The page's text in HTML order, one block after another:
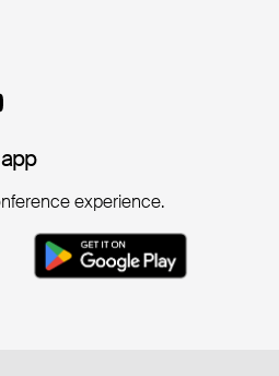
experience.